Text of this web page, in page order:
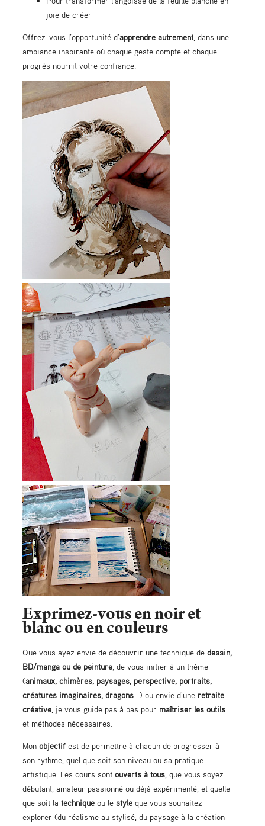
joie de créer
Offrez-vous l’opportunité d’apprendre autrement , dans une
ambiance inspirante où chaque geste compte et chaque
progrès nourrit votre confiance.
Exprimez-vous en noir et
blanc ou en couleurs
Que vous ayez envie de découvrir une technique de dessin,
BD/manga ou de peinture , de vous initier à un thème
(animaux, chimères, paysages, perspective, portraits,
créatures imaginaires, dragons …) ou envie d'une retraite
créative , je vous guide pas à pas pour maîtriser les outils
et méthodes nécessaires.
Mon objectif est de permettre à chacun de progresser à
son rythme, quel que soit son niveau ou sa pratique
artistique. Les cours sont ouverts à tous , que vous soyez
débutant, amateur passionné ou déjà expérimenté, et quelle
que soit la technique ou le style que vous souhaitez
explorer (du réalisme au stylisé, du paysage à la création